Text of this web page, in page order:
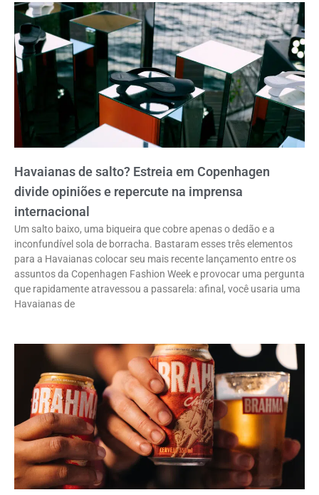
Havaianas de salto? Estreia em Copenhagen
divide opiniões e repercute na imprensa
internacional
Um salto baixo, uma biqueira que cobre apenas o dedão e a
inconfundível sola de borracha. Bastaram esses três elementos
para a Havaianas colocar seu mais recente lançamento entre os
assuntos da Copenhagen Fashion Week e provocar uma pergunta
que rapidamente atravessou a passarela: afinal, você usaria uma
Havaianas de